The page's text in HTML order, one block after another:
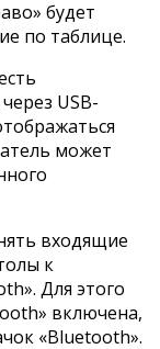
будет
по таблице.
USB-
может
входящие
к
Для этого
включена,
«Bluetooth».